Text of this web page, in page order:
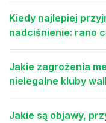
Kiedy najlepiej
nadciśnienie: rano
Jakie zagrożenia
nielegalne kluby
Jakie są objawy,